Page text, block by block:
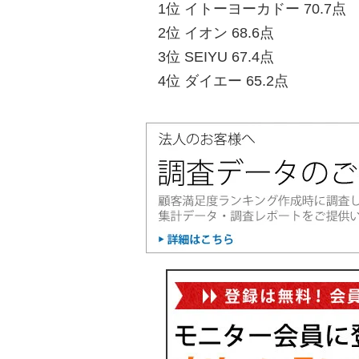
1位 イトーヨーカドー 70.7点
2位 イオン 68.6点
3位 SEIYU 67.4点
4位 ダイエー 65.2点